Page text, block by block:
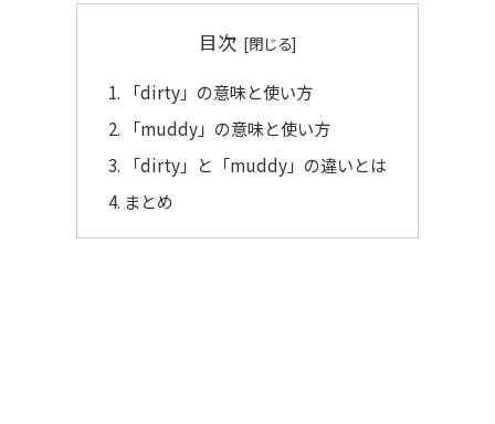
目次
「dirty」の意味と使い方
「muddy」の意味と使い方
「dirty」と「muddy」の違いとは
まとめ